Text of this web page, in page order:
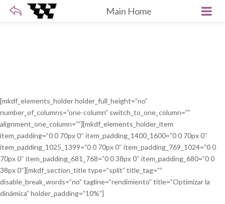
Main Home
[mkdf_elements_holder holder_full_height=”no”
number_of_columns=”one-column” switch_to_one_column=””
alignment_one_column=””][mkdf_elements_holder_item
item_padding=”0 0 70px 0″ item_padding_1400_1600=”0 0 70px 0″
item_padding_1025_1399=”0 0 70px 0″ item_padding_769_1024=”0 0
70px 0″ item_padding_681_768=”0 0 38px 0″ item_padding_680=”0 0
38px 0″][mkdf_section_title type=”split” title_tag=””
disable_break_words=”no” tagline=”rendimiento” title=”Optimizar la
dinámica” holder_padding=”10%”]